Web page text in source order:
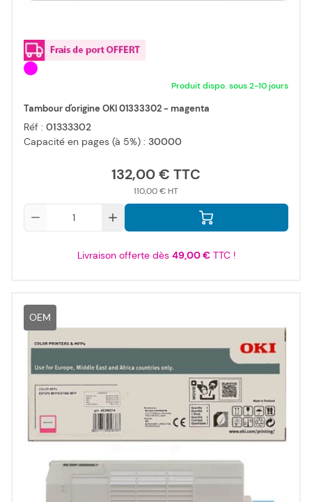
Produit dispo. sous 2-10 jours
Tambour d'origine OKI 01333302 - magenta
Réf : 01333302
Capacité en pages (à 5%) : 30000
132,00 €
110,00 €
Livraison offerte dès 49,00 €TTC !
OEM